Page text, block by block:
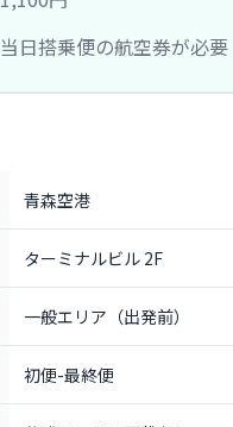
当日搭乗便の航空券が必要
青森空港
ターミナルビル 2F
一般エリア（出発前）
初便-最終便